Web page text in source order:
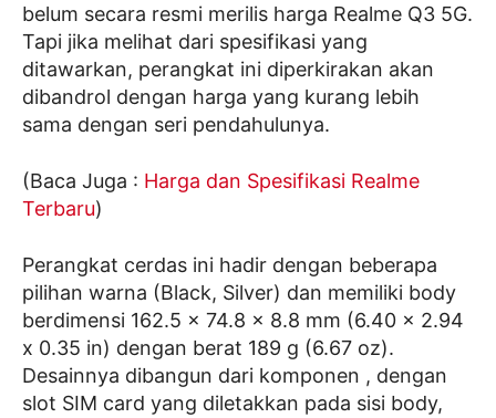
belum secara resmi merilis harga Realme Q3 5G.
Tapi jika melihat dari spesifikasi yang
ditawarkan, perangkat ini diperkirakan akan
dibandrol dengan harga yang kurang lebih
sama dengan seri pendahulunya.
(Baca Juga : Harga dan Spesifikasi Realme
Terbaru)
Perangkat cerdas ini hadir dengan beberapa
pilihan warna (Black, Silver) dan memiliki body
berdimensi 162.5 x 74.8 x 8.8 mm (6.40 x 2.94
x 0.35 in) dengan berat 189 g (6.67 oz).
Desainnya dibangun dari komponen , dengan
slot SIM card yang diletakkan pada sisi body,